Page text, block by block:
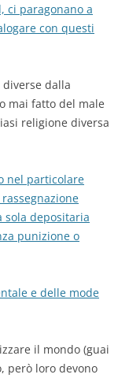
ci paragonano a
con questi
dalla
mai fatto del male
religione diversa
nel particolare
sola depositaria
punizione o
e delle mode
il mondo (guai
però loro devono